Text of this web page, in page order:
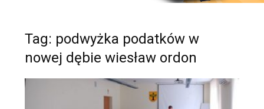
Tag: podwyżka podatków w
nowej dębie wiesław ordon